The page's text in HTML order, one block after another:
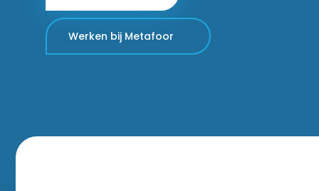
Werken bij Metafoor